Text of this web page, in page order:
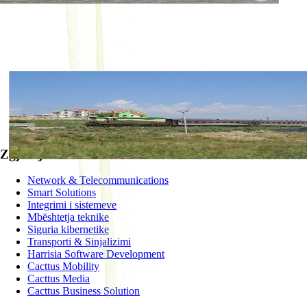
HEKURUDHËN SHQIPTARE
SUCCESSFUL
Zgjidhje
Network & Telecommunications
Smart Solutions
Integrimi i sistemeve
Mbështetja teknike
Siguria kibernetike
Transporti & Sinjalizimi
Harrisia Software Development
Cacttus Mobility
Cacttus Media
Cacttus Business Solution